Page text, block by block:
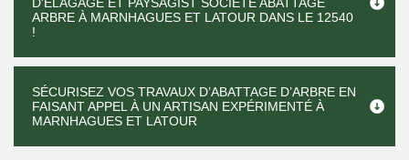
ARBRE À MARNHAGUES ET LATOUR DANS LE 12540
!
SÉCURISEZ VOS TRAVAUX D’ABATTAGE D’ARBRE EN
FAISANT APPEL À UN ARTISAN EXPÉRIMENTÉ À
MARNHAGUES ET LATOUR